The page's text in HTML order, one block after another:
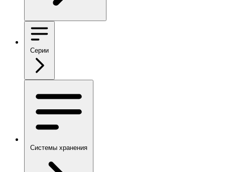
Серии
Системы хранения